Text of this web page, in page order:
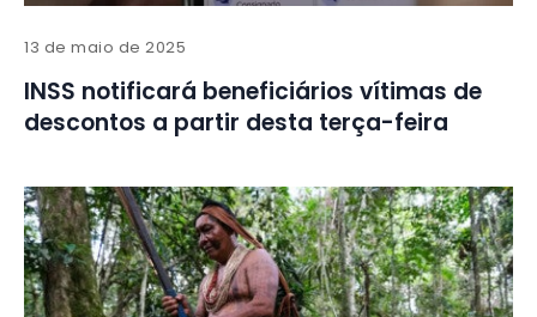
13 de maio de 2025
INSS notificará beneficiários vítimas de
descontos a partir desta terça-feira